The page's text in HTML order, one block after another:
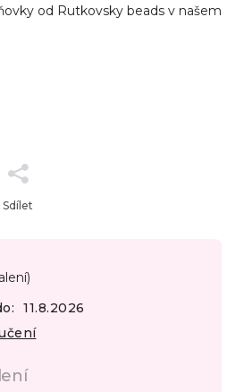
11.8.2026
od Rutkovsky beads v našem
Sdílet